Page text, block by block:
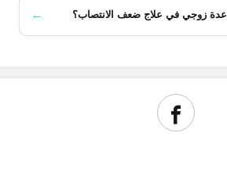
زوجي في علاج ضعف الانتصاب؟ ←